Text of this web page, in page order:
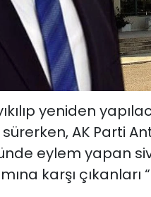
yeniden
AK Parti
eylem yapan
karşı